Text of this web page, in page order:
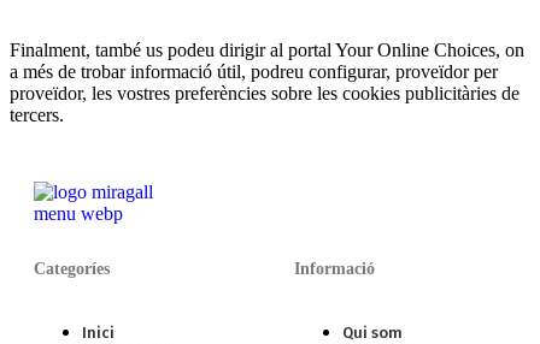
Finalment, també us podeu dirigir al portal Your Online Choices, on
a més de trobar informació útil, podreu configurar, proveïdor per
proveïdor, les vostres preferències sobre les cookies publicitàries de
tercers.
Categoríes
Inici
Informació
Qui som